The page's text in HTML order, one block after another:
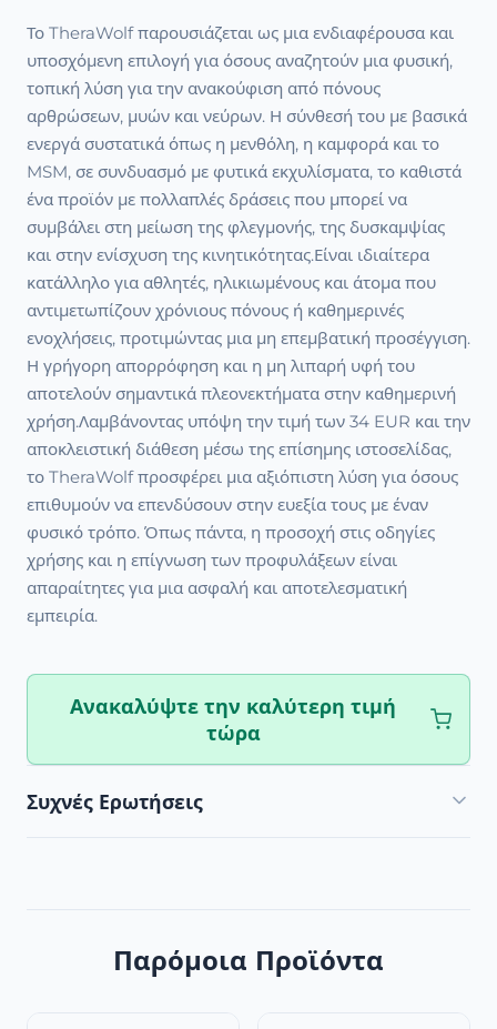
Το TheraWolf παρουσιάζεται ως μια ενδιαφέρουσα και
υποσχόμενη επιλογή για όσους αναζητούν μια φυσική,
τοπική λύση για την ανακούφιση από πόνους
αρθρώσεων, μυών και νεύρων. Η σύνθεσή του με βασικά
ενεργά συστατικά όπως η μενθόλη, η καμφορά και το
MSM, σε συνδυασμό με φυτικά εκχυλίσματα, το καθιστά
ένα προϊόν με πολλαπλές δράσεις που μπορεί να
συμβάλει στη μείωση της φλεγμονής, της δυσκαμψίας
και στην ενίσχυση της κινητικότητας.Είναι ιδιαίτερα
κατάλληλο για αθλητές, ηλικιωμένους και άτομα που
αντιμετωπίζουν χρόνιους πόνους ή καθημερινές
ενοχλήσεις, προτιμώντας μια μη επεμβατική προσέγγιση.
Η γρήγορη απορρόφηση και η μη λιπαρή υφή του
αποτελούν σημαντικά πλεονεκτήματα στην καθημερινή
χρήση.Λαμβάνοντας υπόψη την τιμή των 34 EUR και την
αποκλειστική διάθεση μέσω της επίσημης ιστοσελίδας,
το TheraWolf προσφέρει μια αξιόπιστη λύση για όσους
επιθυμούν να επενδύσουν στην ευεξία τους με έναν
φυσικό τρόπο. Όπως πάντα, η προσοχή στις οδηγίες
χρήσης και η επίγνωση των προφυλάξεων είναι
απαραίτητες για μια ασφαλή και αποτελεσματική
εμπειρία.
Ανακαλύψτε την καλύτερη τιμή
τώρα
Συχνές Ερωτήσεις
Παρόμοια Προϊόντα